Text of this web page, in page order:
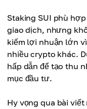
Staking SUI phù
giao dịch, nhưng
kiếm lợi nhuận lớn
nhiều crypto khác.
hấp dẫn để tạo thu
mục đầu tư.
Hy vọng qua bài